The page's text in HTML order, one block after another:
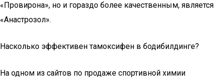
«Провирона», но и гораздо более качественным, является
«Анастрозол».
Насколько эффективен тамоксифен в бодибилдинге?
На одном из сайтов по продаже спортивной химии